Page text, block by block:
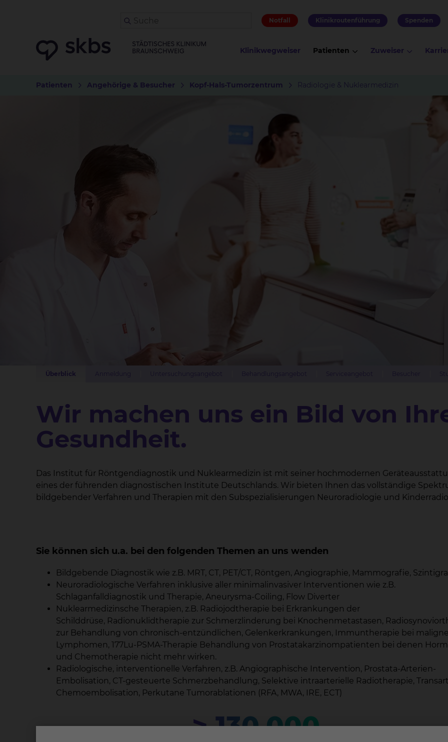
Notfall Klinikroutenführung Spenden
Klinikwegweiser Patienten Zuweiser
Patienten Angehörige & Besucher Kopf-Hals-Tumorzentrum Radiologie & Nuklearmedizin
Überblick
Wir machen uns ein Bild von
Gesundheit.
Das Institut für Röntgendiagnostik und Nuklearmedizin ist mit seiner hochmodernen
eines der führenden diagnostischen Institute Deutschlands. Wir bieten Ihnen das vollständige
bildgebender Verfahren und Therapien mit den Subspezialisierungen Neuroradiologie und
Sie können sich u.a. bei den folgenden Themen an uns wenden
Bildgebende Diagnostik wie z.B. MRT, CT, PET/CT, Röntgen, Angiographie, Mammografie,
Neuroradiologische Verfahren inklusive aller minimalinvasiver Interventionen wie z.B.
Schlaganfalldiagnostik und Therapie, Aneurysma-Coiling, Flow Diverter
Nuklearmedizinsche Therapien, z.B. Radiojodtherapie bei Erkrankungen der
Schilddrüse, Radionuklidtherapie zur Schmerzlinderung bei Knochenmetastasen,
zur Behandlung von chronisch-entzündlichen, Gelenkerkrankungen, Immuntherapie bei
Lymphomen, 177Lu-PSMA-Therapie Behandlung von Prostatakarzinompatienten bei denen
und Chemotherapie nicht mehr wirken.
Radiologische, interventionelle Verfahren, z.B. Angiographische Intervention, Prostata-Arterien-
Embolisation, CT-gesteuerte Schmerzbehandlung, Selektive intraarterielle Radiotherapie,
Chemoembolisation, Perkutane Tumorablationen (RFA, MWA, IRE, ECT)
> 130.000